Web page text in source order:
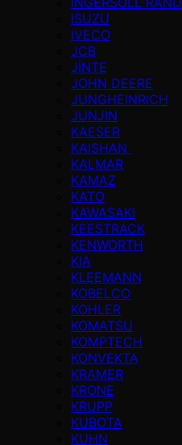
ISUZU
IVECO
JCB
JİNTE
JOHN DEERE
JUNGHEINRICH
JUNJIN
KAESER
KAISHAN
KALMAR
KAMAZ
KATO
KAWASAKI
KEESTRACK
KENWORTH
KIA
KLEEMANN
KOBELCO
KOHLER
KOMATSU
KOMPTECH
KONVEKTA
KRAMER
KRONE
KRUPP
KUBOTA
KUHN